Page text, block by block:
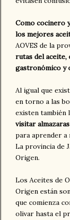
Como cocinero
los mejores
AOVES de la
rutas del
gastronómico y
Al igual que
en torno a las
existen también
visitar
para aprender a
La provincia de
Origen.
Los Aceites de
Origen están
que comienza
olivar hasta el